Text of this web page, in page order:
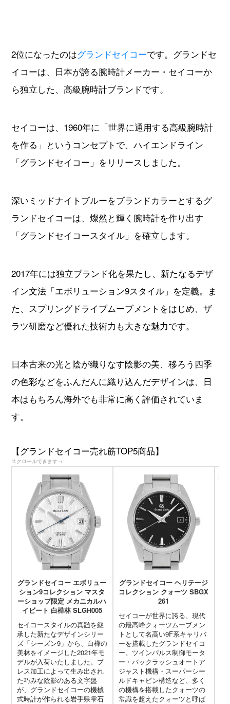
セイコーは、1960年に「世界に通用する高級腕時計
を作る」というコンセプトで、ハイエンドライン
「グランドセイコー」をリリースしました。
深いミッドナイトブルーをブランドカラーとするグ
ランドセイコーは、燦然と輝く腕時計を作り出す
「グランドセイコースタイル」を確立します。
2017年には独立ブランド化を果たし、新たなるデザ
イン文法「エボリューション9スタイル」を定義。ま
た、スプリングドライブムーブメントをはじめ、ザ
日本古来の光と陰が織りなす陰影の美、移ろう四季
の色彩などをふんだんに織り込んだデザインは、日
本はもちろん海外でも非常に高く評価されていま
【グランドセイコー売れ筋TOP5商品】
スクロールできます→
グランドセイコー エボリュー
ション9コレクション マスタ
ーショップ限定 メカニカルハ
イビート 白樺林 SLGH005
セイコースタイルの真髄を継
承した新たなデザインシリー
ズ「シーズン9」から、白樺の
美林をイメージした2021年モ
デルが入荷いたしました。プ
レス加工によって生み出され
た巧みな陰影のある文字盤
が、グランドセイコーの機械
式時計が作られる岩手県雫石
町の、グランドセイコースタ
ジオの近くにある日本有数の
白樺の力強さを表現していま
す。キャリバー9SA5を搭載。
10気圧防水。こちらは、マス
ターショップ限定モデルとな
ります。
グランドセイコー ヘリテージ
コレクション クォーツ SBGX
261
セイコーが世界に誇る、現代
の最高峰クォーツムーブメン
トとして名高い9F系キャリバ
ーを搭載したグランドセイコ
ー。ツインパルス制御モータ
ー・バックラッシュオートア
ジャスト機構・スーパーシー
ルドキャビン構造など、多く
の機構を搭載したクォーツの
常識を超えたクォーツと呼ば
れています。そんな最先端を
いくムーブメントを包むのは
クラシカルなステンレスケー
ス。幅広いシーン・年代で活
躍する一本です。